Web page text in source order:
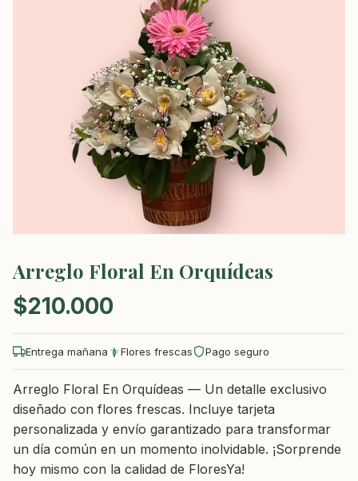
Arreglo Floral En Orquídeas
$210.000
Entrega mañana Flores frescas Pago seguro
Arreglo Floral En Orquídeas — Un detalle exclusivo
diseñado con flores frescas. Incluye tarjeta
personalizada y envío garantizado para transformar
un día común en un momento inolvidable. ¡Sorprende
hoy mismo con la calidad de FloresYa!